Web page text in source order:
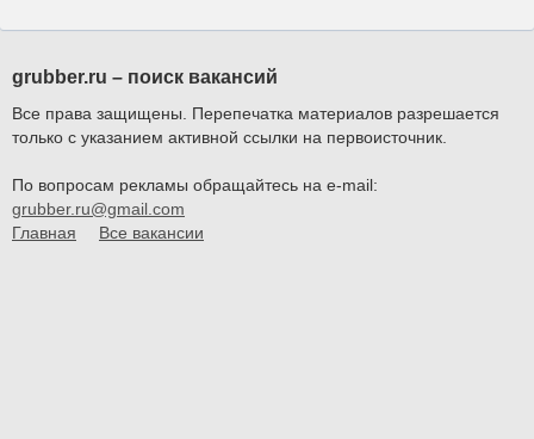
grubber.ru – поиск вакансий
Все права защищены. Перепечатка материалов разрешается
только с указанием активной ссылки на первоисточник.
По вопросам рекламы обращайтесь на e-mail:
grubber.ru@gmail.com
Главная
Все вакансии